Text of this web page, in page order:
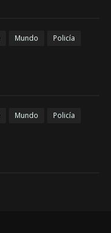
Mundo
Policía
Mundo
Policía